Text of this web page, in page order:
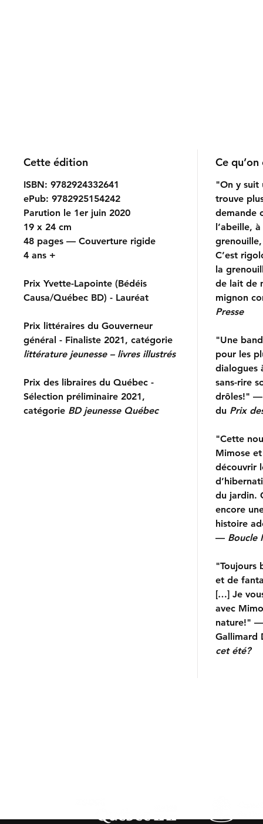
Cette édition
ISBN: 9782924332641
ePub: 9782925154242
Parution le 1er juin 2020
19 x 24 cm
48 pages — Couverture rigide
4 ans +
Prix Yvette-Lapointe (Bédéis
Causa/Québec BD) - Lauréat
Prix littéraires du Gouverneur
général - Finaliste 2021, catégorie
littérature jeunesse – livres illustrés
Prix des libraires du Québec -
Sélection préliminaire 2021,
catégorie BD jeunesse Québec
Ce
"On y suit
trouve
demande
l’abeille,
C’est
la
de lait de
mignon
Presse
"Une
pour les
dialogues
sans-rire
drôles!" —
du Prix
"Cette
Mimose
découvrir
du jardin.
encore
histoire
— Boucle
"Toujours
et de
[…] Je
avec
nature!"
Gallimard
cet été?